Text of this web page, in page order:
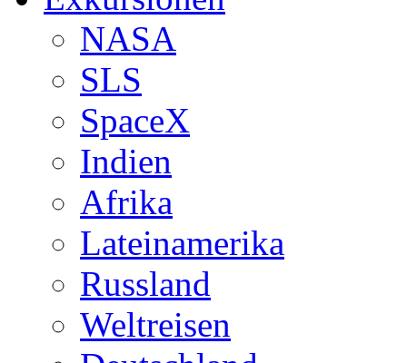
NASA
SLS
SpaceX
Indien
Afrika
Lateinamerika
Russland
Weltreisen